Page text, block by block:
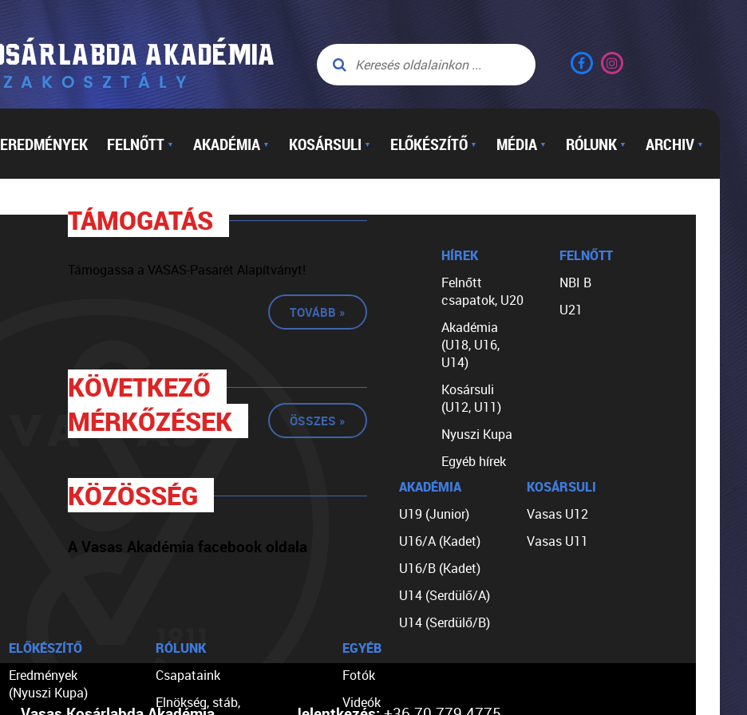
EREDMÉNYEK FELNŐTT ▼ AKADÉMIA ▼ KOSÁRSULI ▼ ELŐKÉSZÍTŐ ▼ MÉDIA ▼ RÓLUNK ▼ ARCHIV ▼
TÁMOGATÁS
Támogassa a VASAS-Pasarét Alapítványt!
TOVÁBB »
KÖVETKEZŐ
MÉRKŐZÉSEK
ÖSSZES »
KÖZÖSSÉG
A Vasas Akadémia facebook oldala
HÍREK
Felnőtt
csapatok, U20
Akadémia
(U18, U16,
U14)
Kosársuli
(U12, U11)
Nyuszi Kupa
Egyéb hírek
FELNŐTT
NBI B
U21
AKADÉMIA
U19 (Junior)
U16/A (Kadet)
U16/B (Kadet)
U14 (Serdülő/A)
U14 (Serdülő/B)
KOSÁRSULI
Vasas U12
Vasas U11
ELŐKÉSZÍTŐ
Eredmények
(Nyuszi Kupa)
RÓLUNK
Csapataink
Elnökség, stáb,
EGYÉB
Fotók
Videók